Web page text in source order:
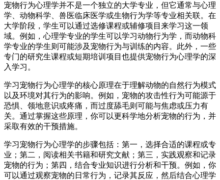
宠物行为心理学并不是一个独立的大学专业，但它通常与心理
学、动物科学、兽医临床医学或生物行为学等专业相关联。在
大学阶段，学生可以通过选修课程或辅修项目来学习这一领
域。例如，心理学专业的学生可以学习动物行为学，而动物科
学专业的学生则可能涉及宠物行为与训练的内容。此外，一些
专门的研究生课程或短期培训项目也提供宠物行为心理学的深
入学习。
学习宠物行为心理学的核心原理在于理解动物的自然行为模式
以及环境对其行为的影响。例如，宠物的攻击性行为可能源于
恐惧、领地意识或疼痛，而过度舔毛则可能与焦虑或压力有
关。通过掌握这些原理，你可以更科学地分析宠物的行为，并
采取有效的干预措施。
学习宠物行为心理学的步骤包括：第一，选择合适的课程或专
业；第二，阅读相关书籍和研究文献；第三，实践观察和记录
宠物的行为；第四，结合专业知识进行分析和干预。例如，你
可以通过观察宠物的日常行为，记录其反应，然后结合心理学